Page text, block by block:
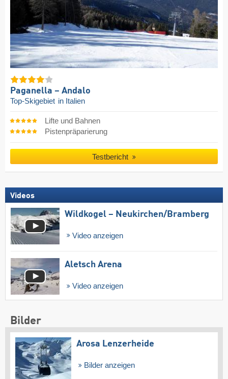
Paganella – Andalo
Top-Skigebiet in Italien
Lifte und Bahnen
Pistenpräparierung
Testbericht
Videos
Wildkogel – Neukirchen/​Bramberg
Video anzeigen
Aletsch Arena
Video anzeigen
Bilder
Arosa Lenzerheide
Bilder anzeigen